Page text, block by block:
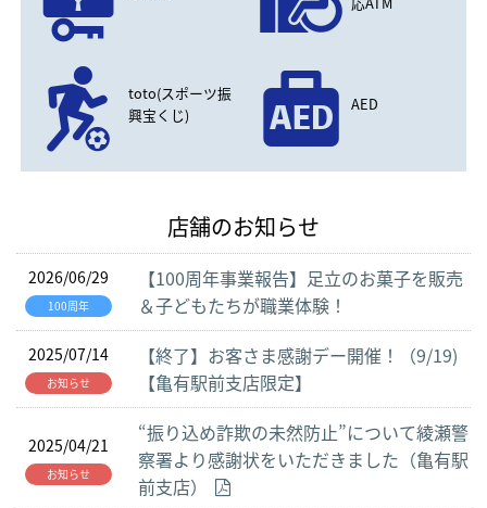
toto(スポーツ振
興宝くじ)
AED
店舗のお知らせ
2026/06/29
100周年
【100周年事業報告】足立のお菓子を販売
＆子どもたちが職業体験！
2025/07/14
お知らせ
【終了】お客さま感謝デー開催！（9/19)
【亀有駅前支店限定】
2025/04/21
お知らせ
“振り込め詐欺の未然防止”について綾瀬警
察署より感謝状をいただきました（亀有駅
前支店）